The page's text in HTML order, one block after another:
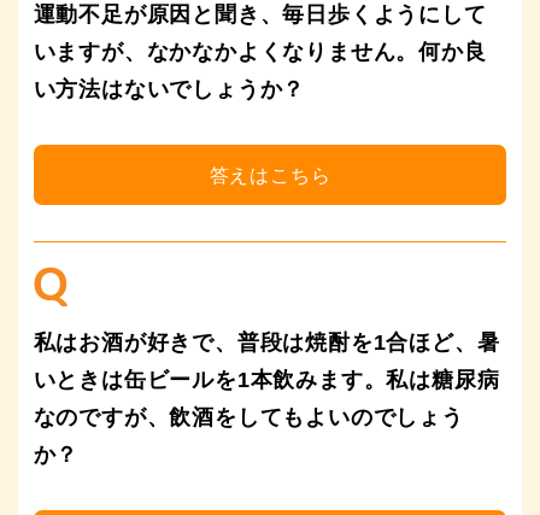
運動不足が原因と聞き、毎日歩くようにして
いますが、なかなかよくなりません。何か良
い方法はないでしょうか？
私はお酒が好きで、普段は焼酎を1合ほど、暑
いときは缶ビールを1本飲みます。私は糖尿病
なのですが、飲酒をしてもよいのでしょう
か？